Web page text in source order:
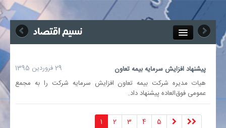
جذب خبرنگار
آگهی استخدام
پیوند‌ها
پیشنهاد افزایش سرمایه بیمه تعاون
29 فروردین 1395
هیات مدیره شرکت بیمه تعاون افزایش سرمایه شرکت را به مجمع
عمومی فوق‌العاده پیشنهاد داد.
1 2 3 4 5